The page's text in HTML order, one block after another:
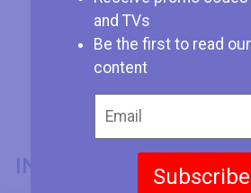
and TVs
Be the first to read
content
Subscribe
INFORMACIÓN GENERAL